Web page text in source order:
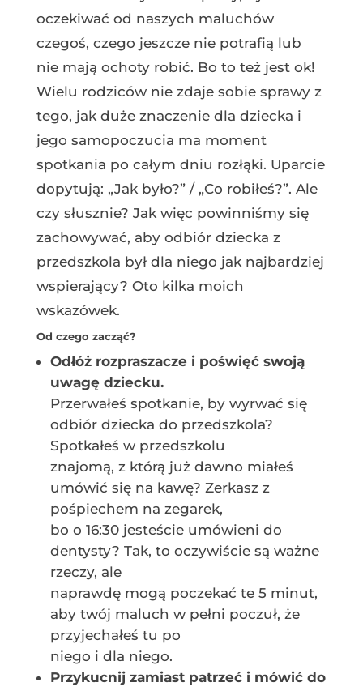
oczekiwać od naszych maluchów
czegoś, czego jeszcze nie potrafią lub
nie mają ochoty robić. Bo to też jest ok!
Wielu rodziców nie zdaje sobie sprawy z
tego, jak duże znaczenie dla dziecka i
jego samopoczucia ma moment
spotkania po całym dniu rozłąki. Uparcie
dopytują: „Jak było?” / „Co robiłeś?”. Ale
czy słusznie? Jak więc powinniśmy się
zachowywać, aby odbiór dziecka z
przedszkola był dla niego jak najbardziej
wspierający? Oto kilka moich
wskazówek.
Od czego zacząć?
Odłóż rozpraszacze i poświęć swoją
uwagę dziecku.
Przerwałeś spotkanie, by wyrwać się
odbiór dziecka do przedszkola?
Spotkałeś w przedszkolu
znajomą, z którą już dawno miałeś
umówić się na kawę? Zerkasz z
pośpiechem na zegarek,
bo o 16:30 jesteście umówieni do
dentysty? Tak, to oczywiście są ważne
rzeczy, ale
naprawdę mogą poczekać te 5 minut,
aby twój maluch w pełni poczuł, że
przyjechałeś tu po
niego i dla niego.
Przykucnij zamiast patrzeć i mówić do